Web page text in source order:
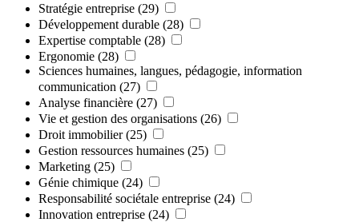
Stratégie entreprise (29)
Développement durable (28)
Expertise comptable (28)
Ergonomie (28)
Sciences humaines, langues, pédagogie, information
communication (27)
Analyse financière (27)
Vie et gestion des organisations (26)
Droit immobilier (25)
Gestion ressources humaines (25)
Marketing (25)
Génie chimique (24)
Responsabilité sociétale entreprise (24)
Innovation entreprise (24)